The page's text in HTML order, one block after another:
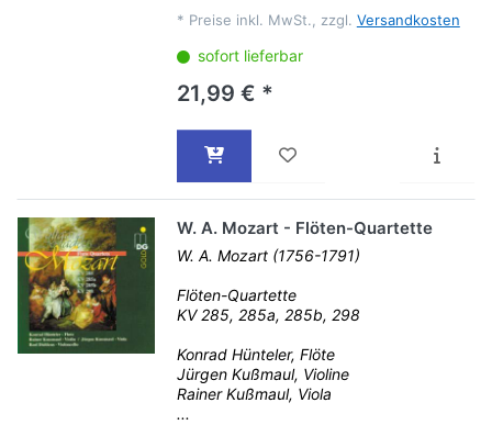
* Preise inkl. MwSt., zzgl. Versandkosten
sofort lieferbar
21,99 € *
W. A. Mozart - Flöten-Quartette
W. A. Mozart (1756-1791)
Flöten-Quartette
KV 285, 285a, 285b, 298
Konrad Hünteler, Flöte
Jürgen Kußmaul, Violine
Rainer Kußmaul, Viola
...